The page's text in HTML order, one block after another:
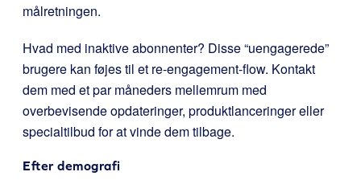
målretningen.
Hvad med inaktive abonnenter? Disse “uengagerede”
brugere kan føjes til et re-engagement-flow. Kontakt
dem med et par måneders mellemrum med
overbevisende opdateringer, produktlanceringer eller
specialtilbud for at vinde dem tilbage.
Efter demografi